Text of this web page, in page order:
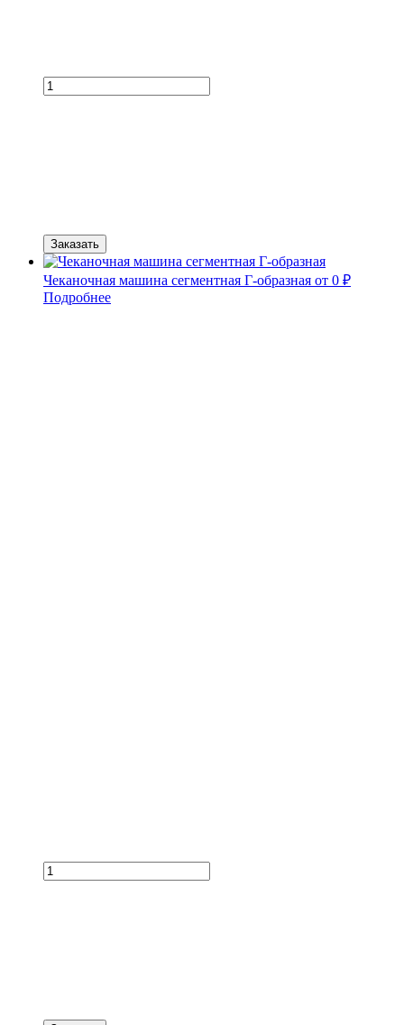
Заказать
Чеканочная машина сегментная Г-образная от 0 ₽
Подробнее